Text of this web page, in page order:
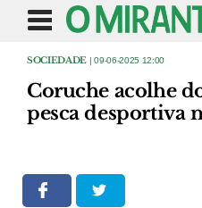
SOCIEDADE | 09-06-2025 12:00
Coruche acolhe
pesca desportiva